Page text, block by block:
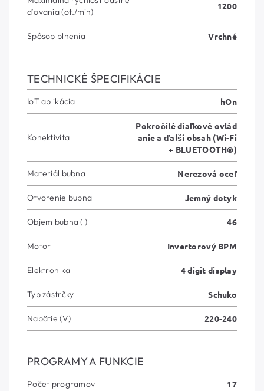
ďovania (ot./min)
1200
Spôsob plnenia Vrchné
TECHNICKÉ ŠPECIFIKÁCIE
IoT aplikácia hOn
Konektivita
Pokročilé diaľkové ovlád
anie a ďalší obsah (Wi-Fi
+ BLUETOOTH®)
Materiál bubna Nerezová oceľ
Otvorenie bubna Jemný dotyk
Objem bubna (l) 46
Motor Invertorový BPM
Elektronika 4 digit display
Typ zástrčky Schuko
Napätie (V) 220-240
PROGRAMY A FUNKCIE
Počet programov 17